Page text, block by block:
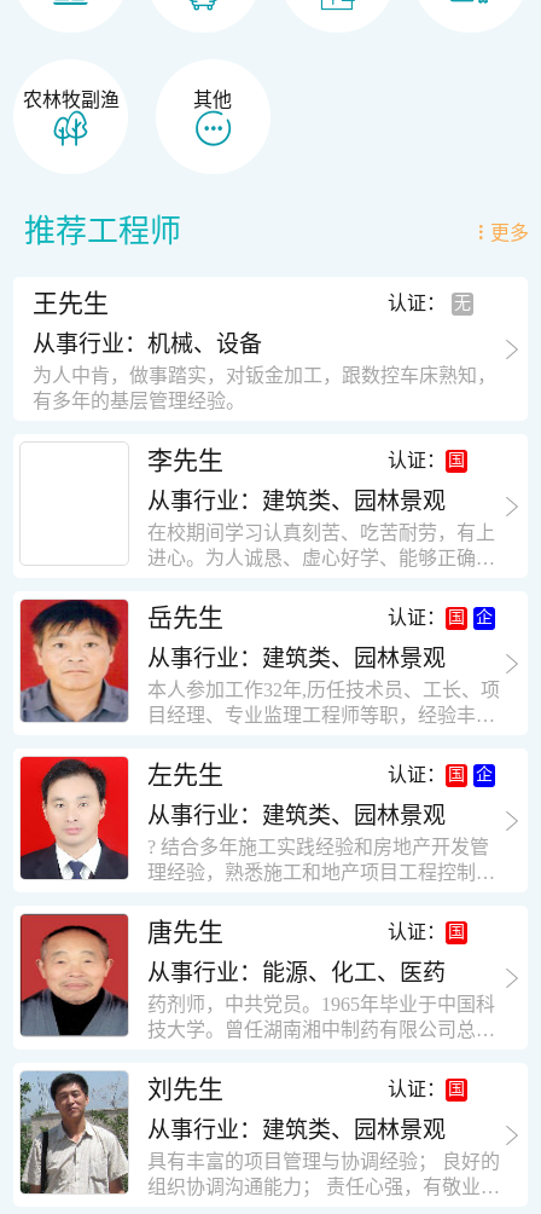
农林牧副渔 其他
推荐工程师 更多
王先生 认证：
从事行业：机械、设备
为人中肯，做事踏实，对钣金加工，跟数控车床熟知，
有多年的基层管理经验。
李先生 认证：
从事行业：建筑类、园林景观
在校期间学习认真刻苦、吃苦耐劳，有上
进心。为人诚恳、虚心好学、能够正确对
思想积极上进，接受能力和独立能力强，
有很强的团队精神和集体荣誉感。做事认
真负责，有很强的责任心。秉承山大扎
实、厚重的学风。为人正直、诚信、稳
重。有强烈的上进心、事业心。有很强的
工作学习认真踏实，能够吃苦耐劳，责任
心强。 性格外向、开朗，有良好的人
际关系和一定的组织能力。做事认真负
责、积极肯干。我有信心在今后的工作岗
位上发挥自己的才能!积极的人生观，在我
的字典中没有“放弃”，始终坚信只要努力
快掌握一种新事物的能力。我的格言：也
许我不是最好的，但我会做得更好。知识
面广泛，头脑灵活，思维开阔敏捷，极富
创新精神。
岳先生 认证：
从事行业：建筑类、园林景观
本人参加工作32年,历任技术员、工长、项
目经理、专业监理工程师等职，经验丰
计，工程经济技术分析，能适应建筑行业
各种岗位，组织协调能力强，技术全面，
适用工地管理． 本人1978年高中毕业，同
年参加工作，至今已在建筑行业工作了30
年。从1978年进入本县建筑公司学徒开始
目经理、专业监理工程师等职。 管理过许
多各种结构的工业及民用建筑。1984年至
1986年就职于新疆乌鲁木齐铁路局劳动服
务公司建筑三工区任技术员。参于管理的
项目有：职工居乐部游艺楼，4000平方，
砖混结构。职工电教楼，8000平方，框架
方。1987至1981988年爱聘于郑州市荥阳
第二建筑公司，任郑州市天然气公司基地
建设项目施工员。该项目有15层办公楼及
裙楼一栋8000平方。框架结构。住宅楼4
栋16000平方，6层砖混结构。1989年至19
左先生 认证：
从事行业：建筑类、园林景观
? 结合多年施工实践经验和房地产开发管
理经验，熟悉施工和地产项目工程控制要
意识，丰富的经营理念和管理手段，能独
立处理各种工程技术问题；具有较强的沟
通协调能力和组织管理能力； ? 近十多年
的房地产方面工作经验，现任职江苏雨润
农产品集团南昌公司副总经理兼工程总工
识，能够合理高效的做好企业内部管理和
人员结构调整；具有大型工程及房地产公
司管理经验，以及公关的能力和商务谈判
能力。 ? 自认为是个有良好职业道德、有
责任心、有敬业精神，能承受巨大工作压
力的职业经理人！……
唐先生 认证：
从事行业：能源、化工、医药
药剂师，中共党员。1965年毕业于中国科
技大学。曾任湖南湘中制药有限公司总工
员、理事。高级工程师，执业药师，中国
药学会高级会员。享受国务院津贴专家。
丙戊酸镁缓释片及其制备工艺国家发明专
利人。
刘先生 认证：
从事行业：建筑类、园林景观
具有丰富的项目管理与协调经验； 良好的
组织协调沟通能力； 责任心强，有敬业创